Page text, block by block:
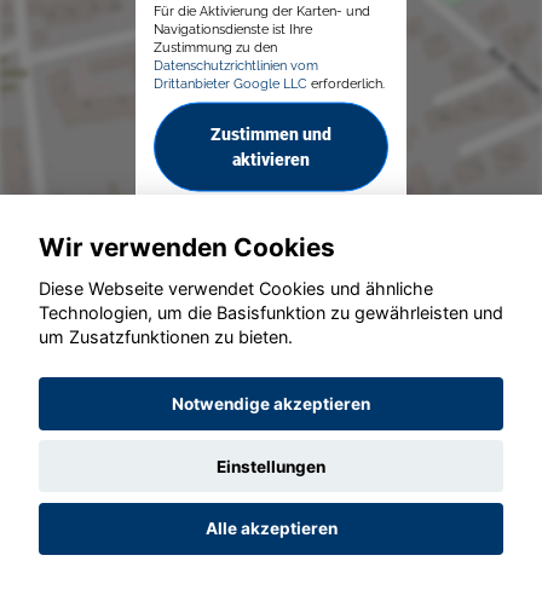
Für die Aktivierung der Karten- und
Navigationsdienste ist Ihre
Zustimmung zu den
Datenschutzrichtlinien vom
Drittanbieter Google LLC erforderlich.
Zustimmen und
aktivieren
© konjunkturmotor.de GmbH 2020 - 2026
Wir verwenden Cookies
Diese Webseite verwendet Cookies und ähnliche
Technologien, um die Basisfunktion zu gewährleisten und
um Zusatzfunktionen zu bieten.
Notwendige akzeptieren
Einstellungen
Alle akzeptieren